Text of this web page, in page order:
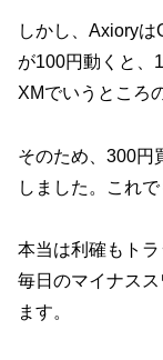
しかし、Axiory
が100円動くと、
XMでいうところ
そのため、300円
しました。これ
本当は利確もトラ
毎日のマイナス
ます。